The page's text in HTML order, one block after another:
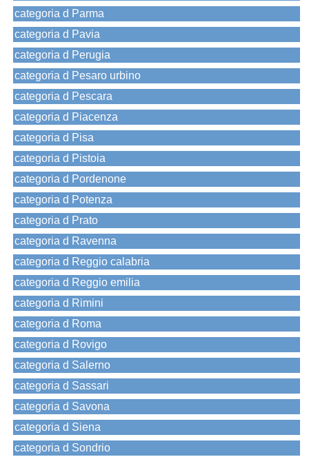
categoria d Parma
categoria d Pavia
categoria d Perugia
categoria d Pesaro urbino
categoria d Pescara
categoria d Piacenza
categoria d Pisa
categoria d Pistoia
categoria d Pordenone
categoria d Potenza
categoria d Prato
categoria d Ravenna
categoria d Reggio calabria
categoria d Reggio emilia
categoria d Rimini
categoria d Roma
categoria d Rovigo
categoria d Salerno
categoria d Sassari
categoria d Savona
categoria d Siena
categoria d Sondrio